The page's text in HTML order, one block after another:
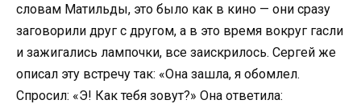
словам Матильды, это было как в кино — они сразу
заговорили друг с другом, а в это время вокруг гасли
и зажигались лампочки, все заискрилось. Сергей же
описал эту встречу так: «Она зашла, я обомлел.
Спросил: «Э! Как тебя зовут?» Она ответила: